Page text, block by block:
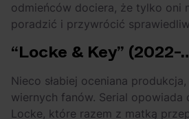
odmieńców dociera, że tylko oni
poradzić i przywrócić
“Locke & Key” (2022-
Nieco słabiej oceniana
wiernych fanów. Serial
Locke, które razem z matką